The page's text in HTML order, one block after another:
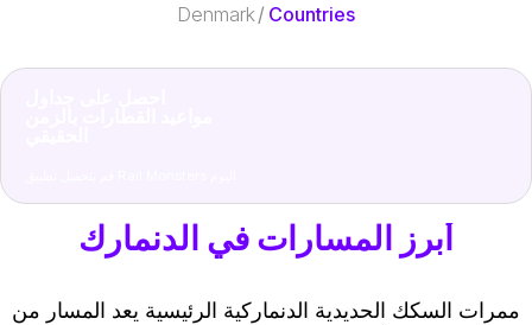
Countries
/
Denmark
أبرز المسارات في الدنمارك
ممرات السكك الحديدية الدنماركية الرئيسيةيعد المسار من